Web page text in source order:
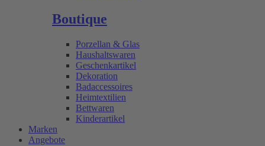
Boutique
Porzellan & Glas
Haushaltswaren
Geschenkartikel
Dekoration
Badaccessoires
Heimtextilien
Bettwaren
Kinderartikel
Marken
Angebote